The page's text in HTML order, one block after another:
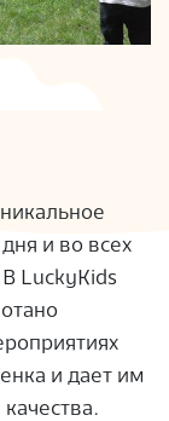
и во всех
В LuckyKids
и дает им